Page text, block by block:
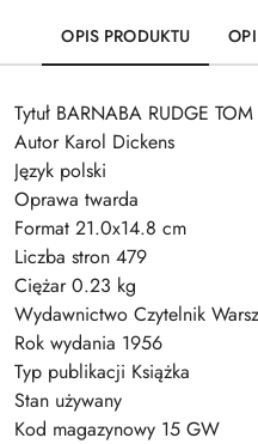
OPIS PRODUKTU
Tytuł BARNABA RUDGE TOM
Autor Karol Dickens
Język polski
Oprawa twarda
Format 21.0x14.8 cm
Liczba stron 479
Ciężar 0.23 kg
Wydawnictwo Czytelnik
Rok wydania 1956
Typ publikacji Książka
Stan używany
Kod magazynowy 15 GW